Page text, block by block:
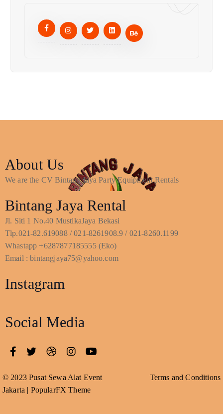
About Us
We are the CV Bintang Jaya Party Equipment Rentals
Bintang Jaya Rental
Jl. Siti 1 No.40 MustikaJaya Bekasi
Tlp.021-82.619088 / 021-8261908.9 / 021-8260.1199
Whastapp +6287877185555 (Eko)
Email : bintangjaya75@yahoo.com
Instagram
Social Media
© 2023 Pusat Sewa Alat Event
Jakarta | PopularFX Theme
Terms and Conditions